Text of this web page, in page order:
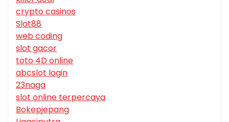
crypto casinos
Slot88
web coding
slot gacor
toto 4D online
abcslot login
23naga
slot online terpercaya
Bokepjepang